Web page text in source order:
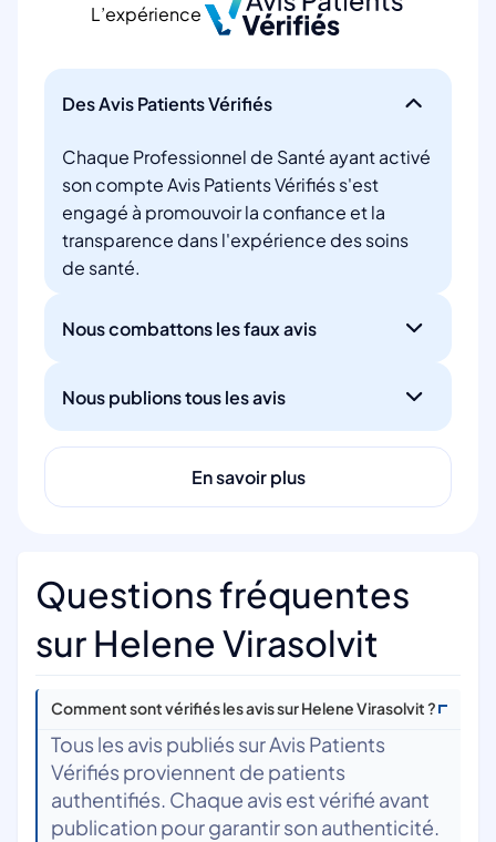
L’expérience
Des Avis Patients Vérifiés
Chaque Professionnel de Santé ayant activé
son compte Avis Patients Vérifiés s'est
engagé à promouvoir la confiance et la
transparence dans l'expérience des soins
de santé.
Nous combattons les faux avis
Nous publions tous les avis
En savoir plus
Questions fréquentes
sur Helene Virasolvit
Comment sont vérifiés les avis sur Helene Virasolvit ?
Tous les avis publiés sur Avis Patients
Vérifiés proviennent de patients
authentifiés. Chaque avis est vérifié avant
publication pour garantir son authenticité.